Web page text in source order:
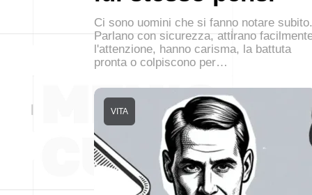
Ci sono uomini che si fanno notare subito.
Parlano con sicurezza, attirano
l'attenzione, hanno carisma, la battuta
pronta o colpiscono per…
VITA